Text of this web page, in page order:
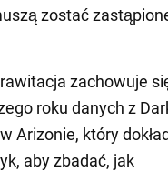
zostać
zachowuje
roku danych z
Arizonie, który
aby zbadać, jak